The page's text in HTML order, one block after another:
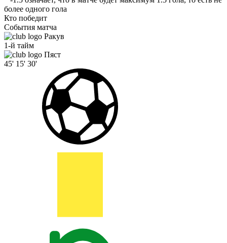
более одного гола
Кто победит
События матча
Ракув
1-й тайм
Пяст
45' 15' 30'